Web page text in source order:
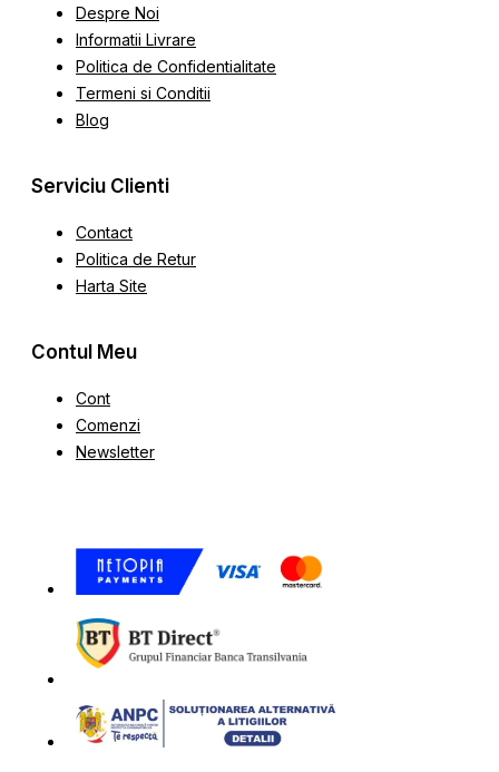
Despre Noi
Informatii Livrare
Politica de Confidentialitate
Termeni si Conditii
Blog
Serviciu Clienti
Contact
Politica de Retur
Harta Site
Contul Meu
Cont
Comenzi
Newsletter